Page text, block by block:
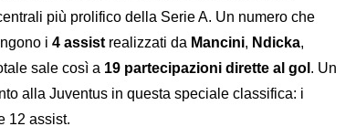
più prolifico della Serie A. Un numero che
i 4 assist realizzati da Mancini, Ndicka,
sale così a 19 partecipazioni dirette al gol . Un
alla Juventus in questa speciale classifica: i
12 assist.